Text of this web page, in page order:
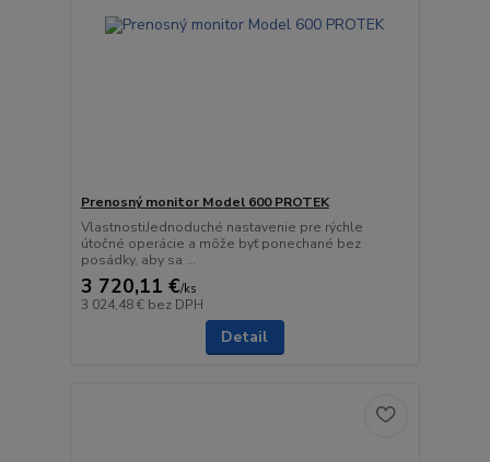
Prenosný monitor Model 600 PROTEK
VlastnostiJednoduché nastavenie pre rýchle
útočné operácie a môže byť ponechané bez
posádky, aby sa ...
3 720,11 €/ks
3 024,48 € bez DPH
Detail